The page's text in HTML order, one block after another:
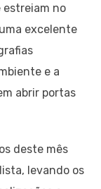
estreiam no
excelente
e a
abrir portas
deste mês
levando os